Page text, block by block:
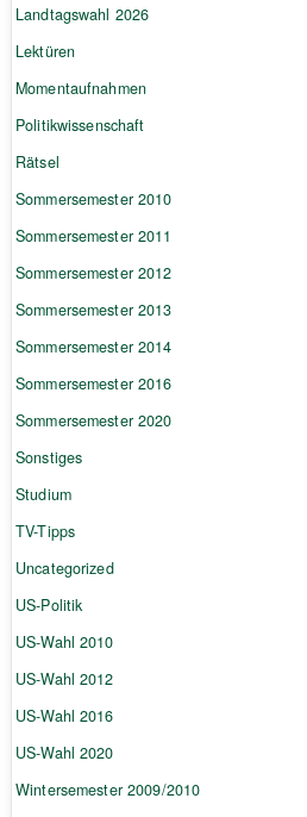
Landtagswahl 2026
Lektüren
Momentaufnahmen
Politikwissenschaft
Rätsel
Sommersemester 2010
Sommersemester 2011
Sommersemester 2012
Sommersemester 2013
Sommersemester 2014
Sommersemester 2016
Sommersemester 2020
Sonstiges
Studium
TV-Tipps
Uncategorized
US-Politik
US-Wahl 2010
US-Wahl 2012
US-Wahl 2016
US-Wahl 2020
Wintersemester 2009/2010